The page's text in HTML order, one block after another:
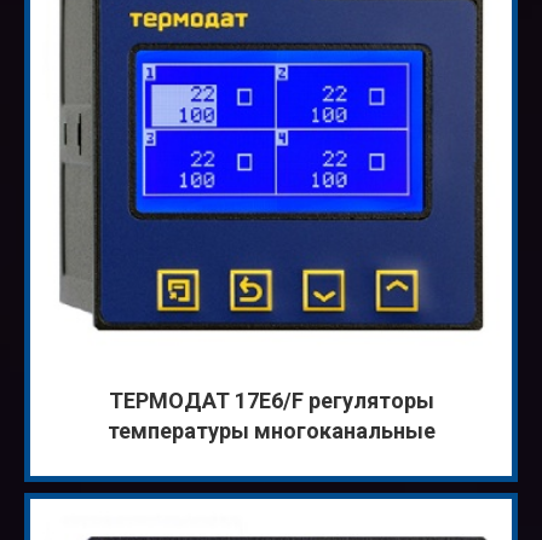
ТЕРМОДАТ 17Е6/F регуляторы
температуры многоканальные